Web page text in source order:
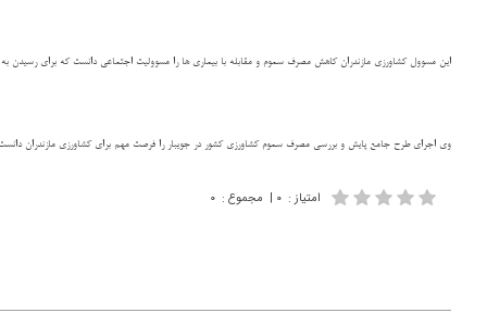
این مسوول کشاورزی مازندران کاهش مصرف سموم و مقابله با بیماری ها را مسوولیت اجتماعی دانست که برای رسیدن
وی اجرای طرح جامع پایش و بررسی مصرف سموم کشاورزی کشور در جویبار را فرصت مهم برای کشاورزی مازندران
امتیاز : ۰ | مجموع : ۰